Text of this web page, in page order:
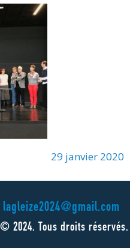
29 janvier 2020
lagleize2024@gmail.com
2024. Tous droits réservés.